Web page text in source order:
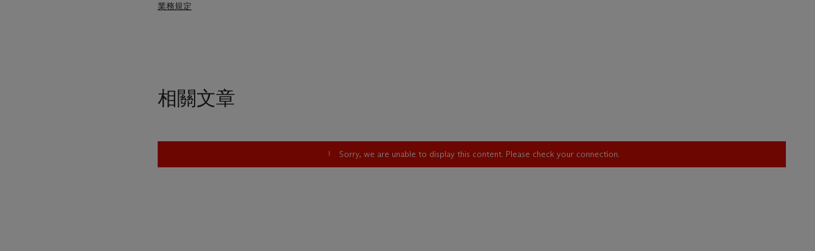
業務規定
相關文章
Sorry, we are unable to display this content. Please check your connection.